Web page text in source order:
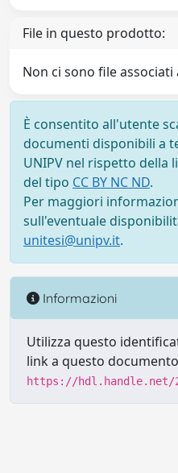
File in questo prodotto:
Non ci sono file
È consentito all'utente
documenti disponibili a
UNIPV nel rispetto della
del tipo CC BY NC ND.
Per maggiori
sull'eventuale
unitesi@unipv.it.
Informazioni
Utilizza questo
link a questo
https://hdl.handle.net/